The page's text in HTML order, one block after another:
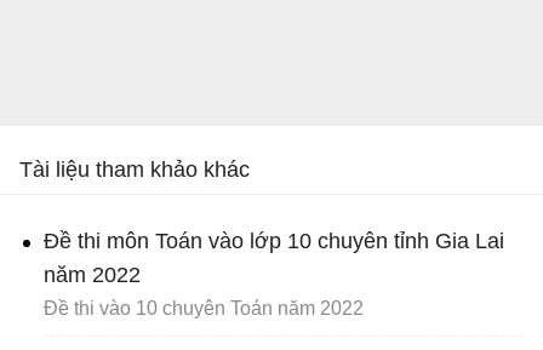
Tài liệu tham khảo khác
Đề thi môn Toán vào lớp 10 chuyên tỉnh Gia Lai
năm 2022
Đề thi vào 10 chuyên Toán năm 2022